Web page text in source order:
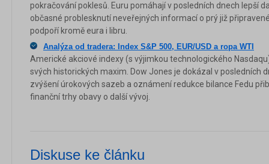
pokračování poklesů. Euru pomáhají v posledních dnech lepší
občasné problesknutí neveřejných informací o prý již
podpoří kromě eura i libru.
Analýza od tradera: Index S&P 500, EUR/USD a ropa WTI
Americké akciové indexy (s výjimkou technologického
svých historických maxim. Dow Jones je dokázal v posledních
zvýšení úrokových sazeb a oznámení redukce bilance Fedu
finanční trhy obavy o další vývoj.
Diskuse ke článku